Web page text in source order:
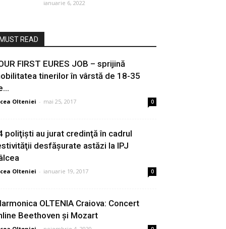
ianuarie 6, 2022
MUST READ
FIRST EURES JOB – sprijină
tinerilor în vârstă de 18-35
Olteniei - mai 25, 2017 0
poliţişti au jurat credinţă în cadrul
desfăşurate astăzi la IPJ
Olteniei - ianuarie 19, 2017 0
OLTENIA Craiova: Concert
Beethoven și Mozart